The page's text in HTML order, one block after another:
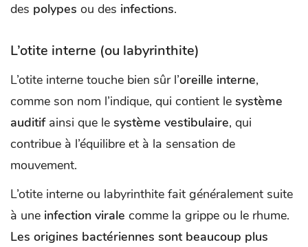
des polypes ou des infections.
L’otite interne (ou labyrinthite)
L’otite interne touche bien sûr l’oreille interne,
comme son nom l’indique, qui contient le système
auditif ainsi que le système vestibulaire, qui
contribue à l’équilibre et à la sensation de
mouvement.
L’otite interne ou labyrinthite fait généralement suite
à une infection virale comme la grippe ou le rhume.
Les origines bactériennes sont beaucoup plus